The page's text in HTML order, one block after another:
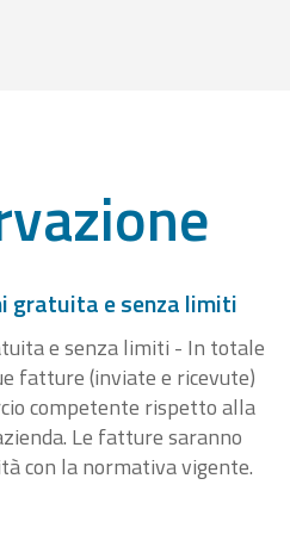
gratuita e senza limiti
e senza limiti - In totale
fatture (inviate e ricevute)
competente rispetto alla
Le fatture saranno
con la normativa vigente.